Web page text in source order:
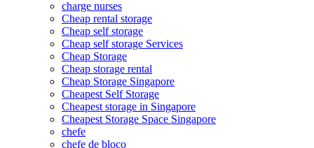
charge nurses
Cheap rental storage
Cheap self storage
Cheap self storage Services
Cheap Storage
Cheap storage rental
Cheap Storage Singapore
Cheapest Self Storage
Cheapest storage in Singapore
Cheapest Storage Space Singapore
chefe
chefe de bloco